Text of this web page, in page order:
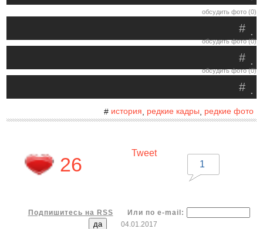
обсудить фото (0)
.
#
обсудить фото (0)
.
#
обсудить фото (0)
.
#
# история редкие кадры редкие фото
26
Tweet
1
Подпишитесь на RSS
Или по e-mail:
04.01.2017